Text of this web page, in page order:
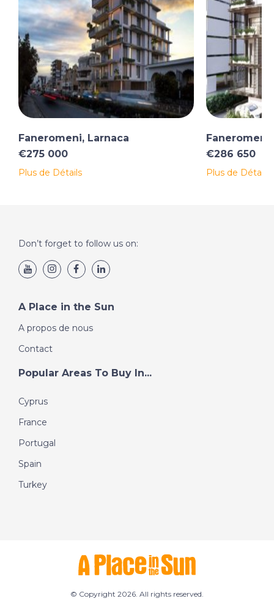
Faneromeni, Larnaca
€275 000
Plus de Détails
€286 650
Plus de Détails
Don’t forget to follow us on:
A Place in the Sun
A propos de nous
Contact
Popular Areas To Buy In...
Cyprus
France
Portugal
Spain
Turkey
© Copyright 2026. All rights reserved.